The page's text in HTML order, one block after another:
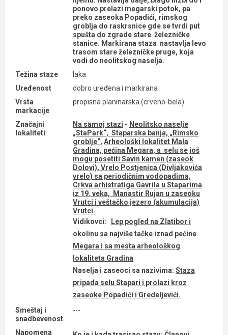
ponovo prelazi megarski potok, pa
preko zaseoka Popadići, rimskog
groblja do raskrsnice gde se tvrdi put
spušta do zgrade stare železničke
stanice. Markirana staza nastavlja levo
trasom stare železničke pruge, koja
vodi do neolitskog naselja.
Težina staze
laka
Uređenost
dobro uređena i markirana
Vrsta
markacije
propisna planinarska (crveno-bela)
Značajni
lokaliteti
Na samoj stazi - Neolitsko naselje
„StaPark“, Staparska banja, „Rimsko
groblje“, Arheološki lokalitet Mala
Gradina, pećina Megara, a selu se još
mogu posetiti Savin kamen (zaseok
Dolovi), Vrelo Postjenica (Divljakovića
vrelo) sa periodičnim vodopadima,
Crkva arhistratiga Gavrila u Staparima
iz 19. veka, Manastir Rujan u zaseoku
Vrutci i veštačko jezero (akumulacija)
Vrutci.
Vidikovci:
Lep pogled na Zlatibor i
okolinu sa najviše tačke iznad pećine
Megara i sa mesta arheološkog
lokaliteta Gradina
Naselja i zaseoci sa nazivima: Staza
pripada selu Stapari i prolazi kroz
zaseoke Popadići i Gredeljevići.
Smeštaj i
snadbevenost
---
Napomena